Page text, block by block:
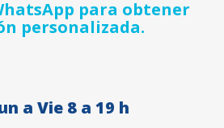
para obtener
personalizada.
a Vie 8 a 19 h